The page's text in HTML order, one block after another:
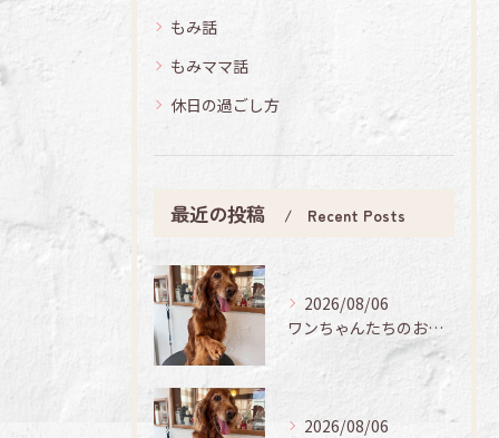
もみ話
もみママ話
休日の過ごし方
最近の投稿 Recent Posts
2026/08/06
ワンちゃんたちのお手入れ日記🐶✨
2026/08/06